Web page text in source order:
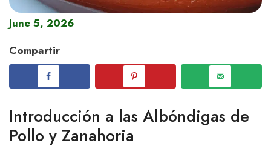
June 5, 2026
Compartir
Introducción a las Albóndigas de
Pollo y Zanahoria